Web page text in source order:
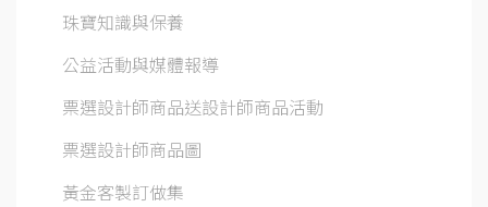
珠寶知識與保養
公益活動與媒體報導
票選設計師商品送設計師商品活動
票選設計師商品圖
黃金客製訂做集